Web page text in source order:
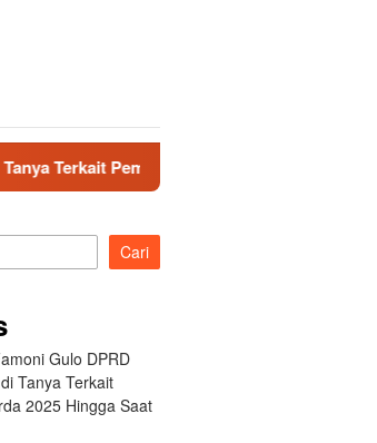
Propemperda 2025 Hingga Saat Ini
Cari
Gulo DPRD
Tanya Terkait
2025 Hingga Saat